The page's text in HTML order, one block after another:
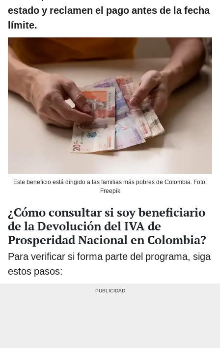
estado y reclamen el pago antes de la fecha
límite.
Este beneficio está dirigido a las familias más pobres de Colombia. Foto:
Freepik
¿Cómo consultar si soy beneficiario
de la Devolución del IVA de
Prosperidad Nacional en Colombia?
Para verificar si forma parte del programa, siga
estos pasos: